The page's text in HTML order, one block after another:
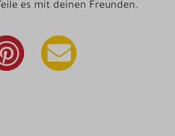
es mit deinen Freunden.